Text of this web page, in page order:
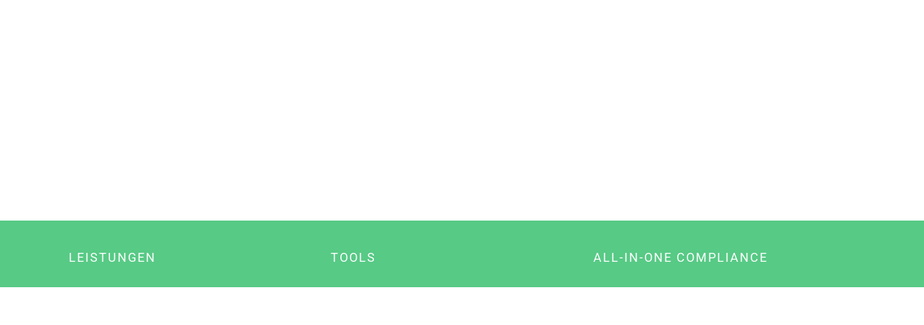
LEISTUNGEN TOOLS ALL-IN-ONE COMPLIANCE